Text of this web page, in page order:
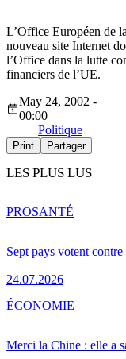
L’Office Européen de
nouveau site Internet
l’Office dans la lutte
financiers de l’UE.
May 24, 2002 -
00:00
Politique
Print Partager
LES PLUS LUS
Sept pays votent
24.07.2026
PROSANTÉ
Merci la Chine : elle a
ÉCONOMIE